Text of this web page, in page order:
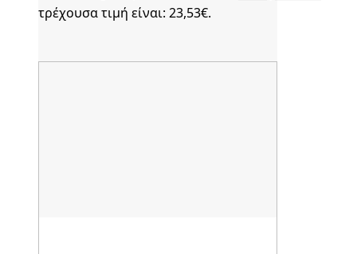
τρέχουσα τιμή είναι: 23,53€.